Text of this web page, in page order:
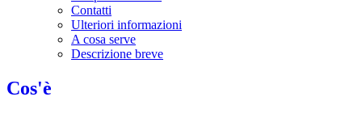
Contatti
Ulteriori informazioni
A cosa serve
Descrizione breve
Cos'è